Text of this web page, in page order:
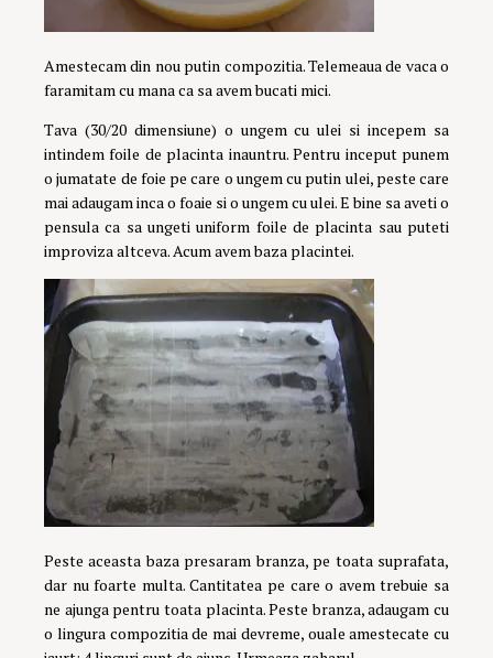
Amestecam din nou putin compozitia. Telemeaua de vaca o
faramitam cu mana ca sa avem bucati mici.
Tava (30/20 dimensiune) o ungem cu ulei si incepem sa
intindem foile de placinta inauntru. Pentru inceput punem
o jumatate de foie pe care o ungem cu putin ulei, peste care
mai adaugam inca o foaie si o ungem cu ulei. E bine sa aveti o
pensula ca sa ungeti uniform foile de placinta sau puteti
improviza altceva. Acum avem baza placintei.
Peste aceasta baza presaram branza, pe toata suprafata,
dar nu foarte multa. Cantitatea pe care o avem trebuie sa
ne ajunga pentru toata placinta. Peste branza, adaugam cu
o lingura compozitia de mai devreme, ouale amestecate cu